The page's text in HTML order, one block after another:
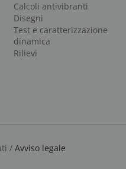
Calcoli antivibranti
Disegni
Test e caratterizzazione
dinamica
Rilievi
/ Avviso legale